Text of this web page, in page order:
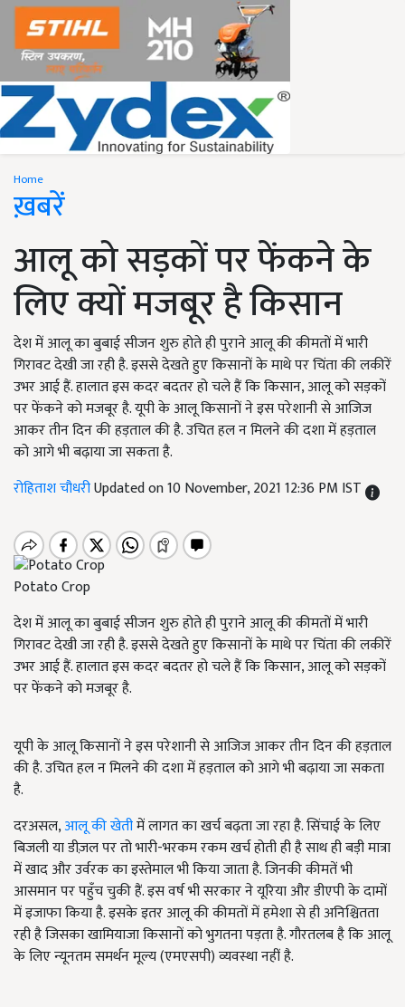
Home
ख़बरें
आलू को सड़कों पर फेंकने के
लिए क्यों मजबूर है किसान
देश में आलू का बुबाई सीजन शुरु होते ही पुराने आलू की कीमतों में भारी
गिरावट देखी जा रही है. इससे देखते हुए किसानों के माथे पर चिंता की लकीरें
उभर आई हैं. हालात इस कदर बदतर हो चले हैं कि किसान, आलू को सड़कों
पर फेंकने को मजबूर है. यूपी के आलू किसानों ने इस परेशानी से आजिज
आकर तीन दिन की हड़ताल की है. उचित हल न मिलने की दशा में हड़ताल
को आगे भी बढ़ाया जा सकता है.
रोहिताश चौधरीUpdated on 10 November, 2021 12:36 PM IST
Potato Crop
देश में आलू का बुबाई सीजन शुरु होते ही पुराने आलू की कीमतों में भारी
गिरावट देखी जा रही है. इससे देखते हुए किसानों के माथे पर चिंता की लकीरें
उभर आई हैं. हालात इस कदर बदतर हो चले हैं कि किसान, आलू को सड़कों
पर फेंकने को मजबूर है.
यूपी के आलू किसानों ने इस परेशानी से आजिज आकर तीन दिन की हड़ताल
की है. उचित हल न मिलने की दशा में हड़ताल को आगे भी बढ़ाया जा सकता
है.
दरअसल,आलू की खेतीमें लागत का खर्च बढ़ता जा रहा है. सिंचाई के लिए
बिजली या डीज़ल पर तो भारी-भरकम रकम खर्च होती ही है साथ ही बड़ी मात्रा
में खाद और उर्वरक का इस्तेमाल भी किया जाता है. जिनकी कीमतें भी
आसमान पर पहुँच चुकी हैं. इस वर्ष भी सरकार ने यूरिया और डीएपी के दामों
में इजाफा किया है. इसके इतर आलू की कीमतों में हमेशा से ही अनिश्चितता
रही है जिसका खामियाजा किसानों को भुगतना पड़ता है. गौरतलब है कि आलू
के लिए न्यूनतम समर्थन मूल्य (एमएसपी) व्यवस्था नहीं है.